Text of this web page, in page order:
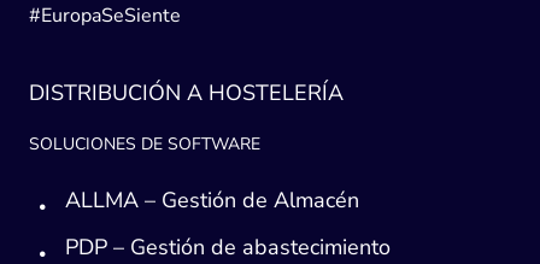
#EuropaSeSiente
DISTRIBUCIÓN A HOSTELERÍA
SOLUCIONES DE SOFTWARE
ALLMA – Gestión de Almacén
PDP – Gestión de abastecimiento